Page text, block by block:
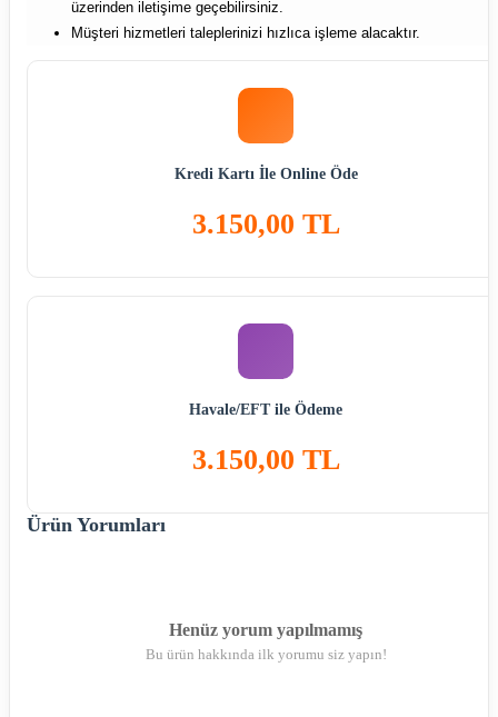
üzerinden iletişime geçebilirsiniz.
Müşteri hizmetleri taleplerinizi hızlıca işleme alacaktır.
Kredi Kartı İle Online Öde
3.150,00 TL
Havale/EFT ile Ödeme
3.150,00 TL
Ürün Yorumları
Henüz yorum yapılmamış
Bu ürün hakkında ilk yorumu siz yapın!